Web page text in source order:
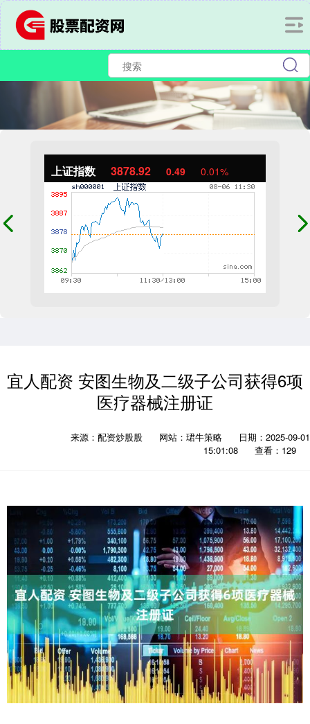
上证指数 3878.92 0.49 0.01%
宜人配资 安图生物及二级子公司获得6项
医疗器械注册证
来源：配资炒股股 网站：珺牛策略
日期：2025-09-01
15:01:08
查看：129